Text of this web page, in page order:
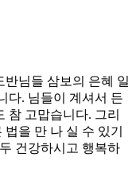
님들 삼보의 은혜 일
다. 님들이 계셔서 든
참 고맙습니다. 그리
을 만 나 실 수 있기
건강하시고 행복하